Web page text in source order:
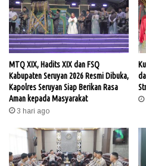
MTQ XIX, Hadits XIX dan FSQ
Kabupaten Seruyan 2026 Resmi Dibuka,
Kapolres Seruyan Siap Berikan Rasa
Aman kepada Masyarakat
3 hari ago